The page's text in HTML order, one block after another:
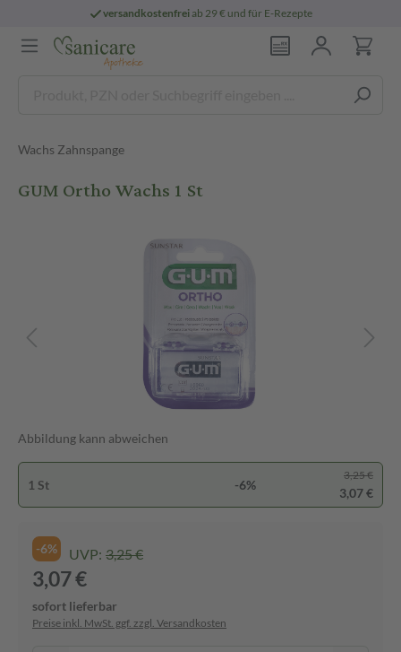
versandkostenfreiab 29 € und für E-Rezepte
Wachs Zahnspange
GUM Ortho Wachs 1 St
Abbildung kann abweichen
1 St -6%
3,25 €
3,07 €
-6% UVP: 3,25 €
3,07 €
sofort lieferbar
Preise inkl. MwSt. ggf. zzgl. Versandkosten